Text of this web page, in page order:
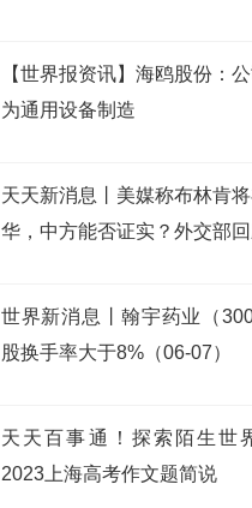
【世界报资讯】海鸥股份：
为通用设备制造
天天新消息丨美媒称布林肯
华，中方能否证实？外交部
世界新消息丨翰宇药业（
股换手率大于8%（06-07）
天天百事通！探索陌生世
2023上海高考作文题简说